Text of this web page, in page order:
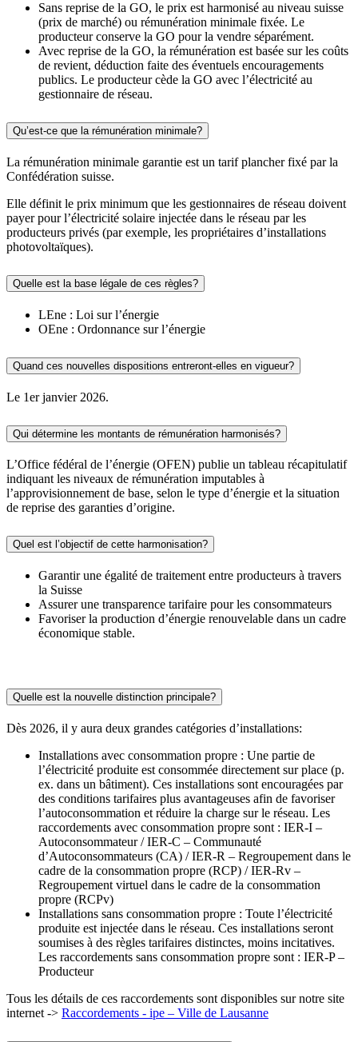
Sans reprise de la GO, le prix est harmonisé au niveau suisse
(prix de marché) ou rémunération minimale fixée. Le
producteur conserve la GO pour la vendre séparément.
Avec reprise de la GO, la rémunération est basée sur les coûts
de revient, déduction faite des éventuels encouragements
publics. Le producteur cède la GO avec l’électricité au
gestionnaire de réseau.
Qu’est-ce que la rémunération minimale?
La rémunération minimale garantie est un tarif plancher fixé par la
Confédération suisse.
Elle définit le prix minimum que les gestionnaires de réseau doivent
payer pour l’électricité solaire injectée dans le réseau par les
producteurs privés (par exemple, les propriétaires d’installations
photovoltaïques).
Quelle est la base légale de ces règles?
LEne : Loi sur l’énergie
OEne : Ordonnance sur l’énergie
Quand ces nouvelles dispositions entreront-elles en vigueur?
Le 1er janvier 2026.
Qui détermine les montants de rémunération harmonisés?
L’Office fédéral de l’énergie (OFEN) publie un tableau récapitulatif
indiquant les niveaux de rémunération imputables à
l’approvisionnement de base, selon le type d’énergie et la situation
de reprise des garanties d’origine.
Quel est l’objectif de cette harmonisation?
Garantir une égalité de traitement entre producteurs à travers
la Suisse
Assurer une transparence tarifaire pour les consommateurs
Favoriser la production d’énergie renouvelable dans un cadre
économique stable.
Quelle est la nouvelle distinction principale?
Dès 2026, il y aura deux grandes catégories d’installations:
Installations avec consommation propre : Une partie de
l’électricité produite est consommée directement sur place (p.
ex. dans un bâtiment). Ces installations sont encouragées par
des conditions tarifaires plus avantageuses afin de favoriser
l’autoconsommation et réduire la charge sur le réseau. Les
raccordements avec consommation propre sont : IER-I –
Autoconsommateur / IER-C – Communauté
d’Autoconsommateurs (CA) / IER-R – Regroupement dans le
cadre de la consommation propre (RCP) / IER-Rv –
Regroupement virtuel dans le cadre de la consommation
propre (RCPv)
Installations sans consommation propre : Toute l’électricité
produite est injectée dans le réseau. Ces installations seront
soumises à des règles tarifaires distinctes, moins incitatives.
Les raccordements sans consommation propre sont : IER-P –
Producteur
Tous les détails de ces raccordements sont disponibles sur notre site
internet -> Raccordements - ipe – Ville de Lausanne